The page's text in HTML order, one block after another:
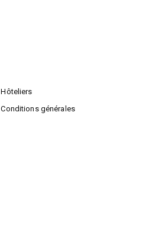
Hôteliers
Conditions générales